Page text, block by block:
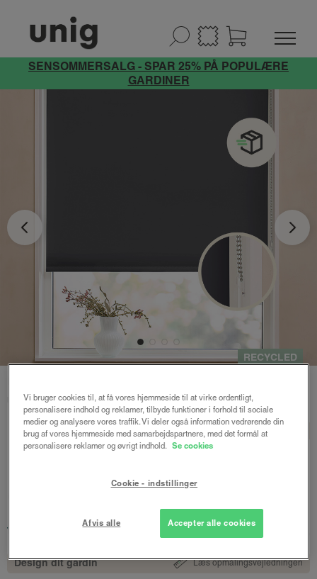
SENSOMMERSALG - SPAR 25% PÅ POPULÆRE
GARDINER
RECYCLED
m/stålkæde mørklægning
Express rullegardin
recycled m/stålkæde
mørklægning
fra
Design dit gardin Læs opmålingsvejledningen
Vi bruger cookies til, at få vores hjemmeside til at virke ordentligt,
personalisere indhold og reklamer, tilbyde funktioner i forhold til sociale
medier og analysere vores traffik. Vi deler også information vedrørende din
brug af vores hjemmeside med samarbejdspartnere, med det formål at
personalisere reklamer og øvrigt indhold. Se cookies
Cookie - indstillinger
Afvis alle Accepter alle cookies